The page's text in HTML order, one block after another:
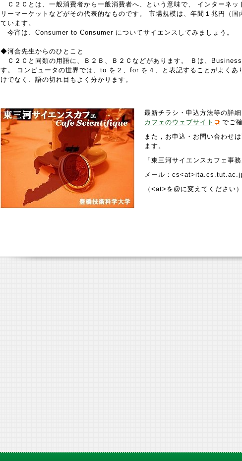
Ｃ２Ｃとは、一般消費者から一般消費者へ、という意味で、 インターネッ
リーマーケットなどがその代表的なものです。 市場規模は、年間１兆円（国
ています。
今宵は、Consumer to Consumer についてサイエンスしてみましょう。
◆河合先生からのひとこと
Ｃ２Ｃと同類の用語に、Ｂ２Ｂ、Ｂ２Ｃなどがあります。 Ｂは、
す。 コンピュータの世界では、to を２、for を４、と表記することがよくあ
けでなく、語の切れ目もよく分かります。
最新チラシ・申 込方法等の詳細
カフェのウェブサイト
でご
また，お申込・お問い合わせ
ます。
「東三河サイエンスカフェ事務
メール：
（<at>を@に変えてください）